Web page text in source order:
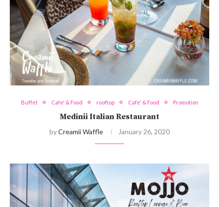
Buffet Cafe' & Food rooftop Cafe' & Food Promotion
Medinii Italian Restaurant
byCreamii Waffle January 26, 2020